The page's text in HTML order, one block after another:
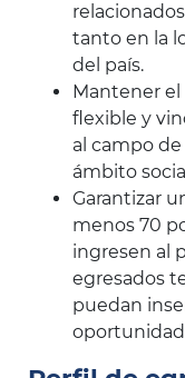
tanto en la
del país.
Mantener el
flexible y
al campo
ámbito
Garantizar
menos 70
ingresen al
egresados
puedan